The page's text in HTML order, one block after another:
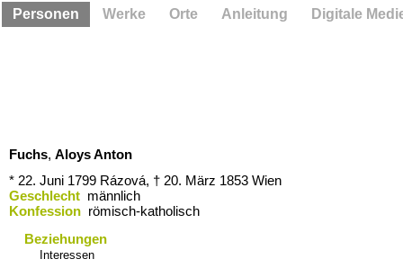
Fuchs, Aloys Anton
* 22. Juni 1799 Rázová, † 20. März 1853 Wien
Geschlecht männlich
Konfession römisch-katholisch
Beziehungen
Interessen
Personen Werke Orte Anleitung Digitale